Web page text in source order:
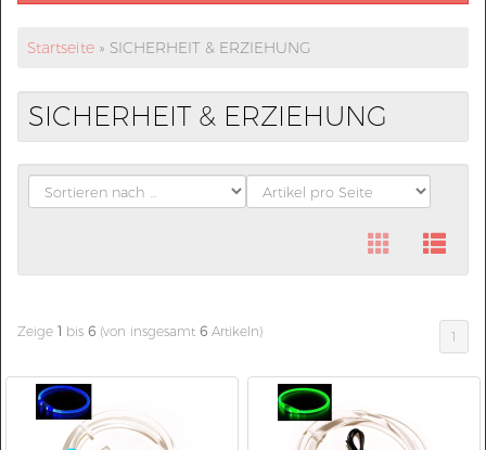
Startseite » SICHERHEIT & ERZIEHUNG
SICHERHEIT & ERZIEHUNG
Zeige 1 bis 6 (von insgesamt 6 Artikeln) 1